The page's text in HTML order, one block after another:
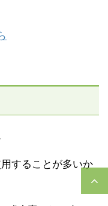
することが多いか